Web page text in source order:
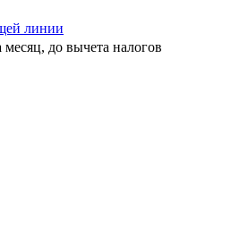
линии
месяц, до вычета налогов